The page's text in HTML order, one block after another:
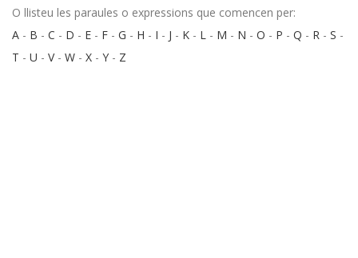
O llisteu les paraules o expressions que comencen per:
A - B - C - D - E - F - G - H - I - J - K - L - M - N - O - P - Q - R - S -
T - U - V- W - X - Y - Z